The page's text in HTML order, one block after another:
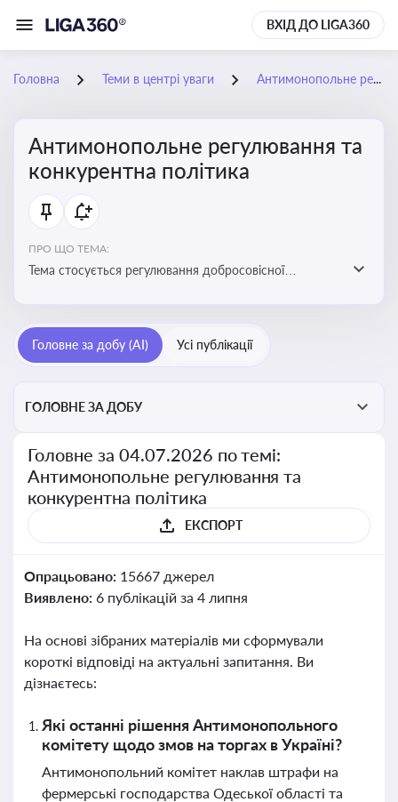
ВХІД ДО LIGA360
Головна Теми в центрі уваги Антимонопольне регулювання та конкурентна політика
Антимонопольне регулювання та
конкурентна політика
ПРО ЩО ТЕМА:
Тема стосується регулювання добросовісної
забезпечення рівних умов для суб’єктів
господарювання
Головне за добу (AI) Усі публікації
ГОЛОВНЕ ЗА ДОБУ
Головне за 04.07.2026 по темі:
Антимонопольне регулювання та
конкурентна політика
ЕКСПОРТ
Опрацьовано: 15667 джерел
Виявлено: 6 публікацій за 4 липня
На основі зібраних матеріалів ми сформували
короткі відповіді на актуальні запитання. Ви
дізнаєтесь:
Які останні рішення Антимонопольного
комітету щодо змов на торгах в Україні?
Антимонопольний комітет наклав штрафи на
фермерські господарства Одеської області та